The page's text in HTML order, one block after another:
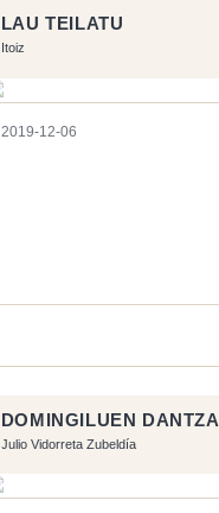
LAU TEILATU
Itoiz
2019-12-06
DOMINGILUEN DANTZA
Julio Vidorreta Zubeldía